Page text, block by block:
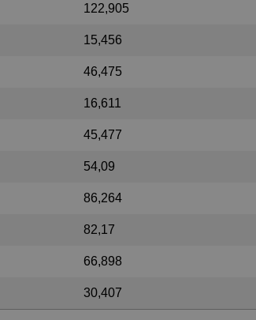
122,905
15,456
46,475
16,611
45,477
54,09
86,264
82,17
66,898
30,407